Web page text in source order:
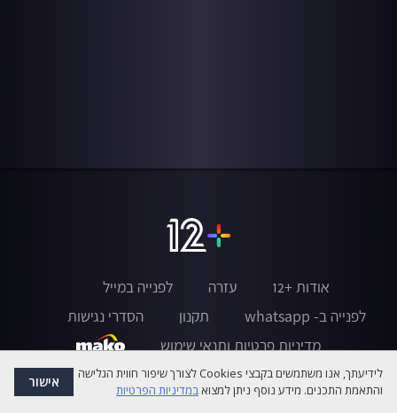
אודות +12 עזרה
לפנייה במייל
לפנייה ב- whatsapp
תקנון
הסדרי נגישות
מדיניות פרטיות ותנאי שימוש
לידיעתך, אנו משתמשים בקבצי Cookies לצורך שיפור חווית הגלישה
והתאמת התכנים. מידע נוסף ניתן למצואבמדיניות הפרטיות אישור